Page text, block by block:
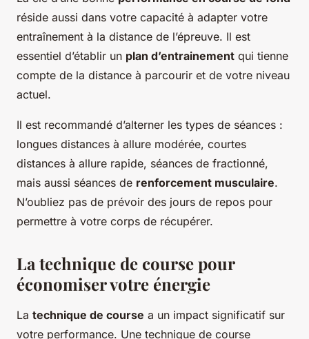
réside aussi dans votre capacité à adapter votre
entraînement à la distance de l’épreuve. Il est
essentiel d’établir un plan d’entrainement qui tienne
compte de la distance à parcourir et de votre niveau
actuel.
Il est recommandé d’alterner les types de séances :
longues distances à allure modérée, courtes
distances à allure rapide, séances de fractionné,
mais aussi séances de renforcement musculaire.
N’oubliez pas de prévoir des jours de repos pour
permettre à votre corps de récupérer.
La technique de course pour
économiser votre énergie
La technique de course a un impact significatif sur
votre performance. Une technique de course